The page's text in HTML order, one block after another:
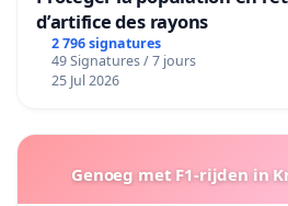
d’artifice des rayons
2 796 signatures
49 Signatures / 7 jours
25 Jul 2026
Genoeg met F1-rijden in